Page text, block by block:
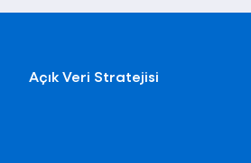
Açık Veri Stratejisi